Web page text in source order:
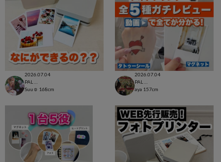
2026.07.04
Suu☺︎ 168cm
2026.07.04
aya 157cm